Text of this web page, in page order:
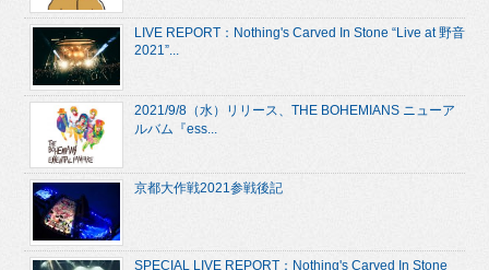
LIVE REPORT：Nothing's Carved In Stone “Live at 野音
2021”...
2021/9/8（水）リリース、THE BOHEMIANS ニューア
ルバム『ess...
京都大作戦2021参戦後記
SPECIAL LIVE REPORT：Nothing's Carved In Stone